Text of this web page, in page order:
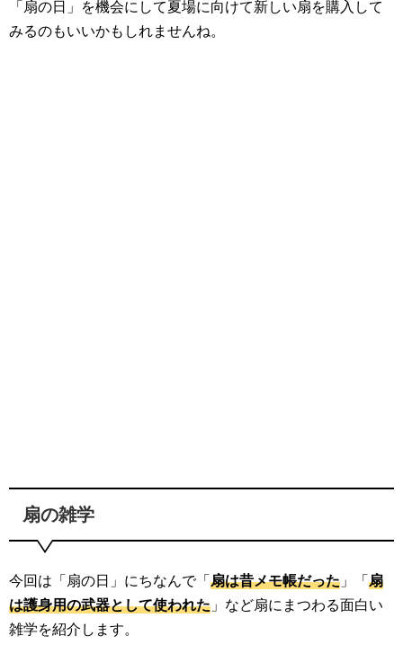
「扇の日」を機会にして夏場に向けて新しい扇を購入して
みるのもいいかもしれませんね。
扇の雑学
今回は「扇の日」にちなんで「扇は昔メモ帳だった 」「扇
は護身用の武器として使われた 」など扇にまつわる面白い
雑学を紹介します。